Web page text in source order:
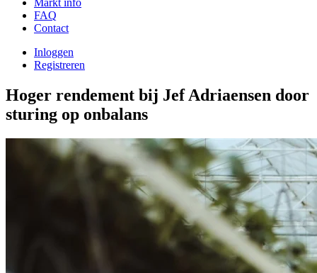
Markt info
FAQ
Contact
Inloggen
Registreren
Hoger rendement bij Jef Adriaensen door
sturing op onbalans